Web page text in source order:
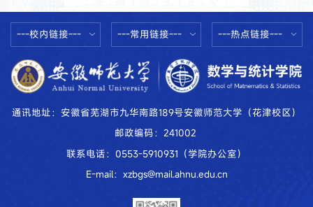
---校内链接--- ---常用链接--- ---热点链接---
通讯地址：安徽省芜湖市九华南路189号安徽师范大学（花津校区）
邮政编码：241002
联系电话：0553-5910931（学院办公室）
E-mail：xzbgs@mail.ahnu.edu.cn